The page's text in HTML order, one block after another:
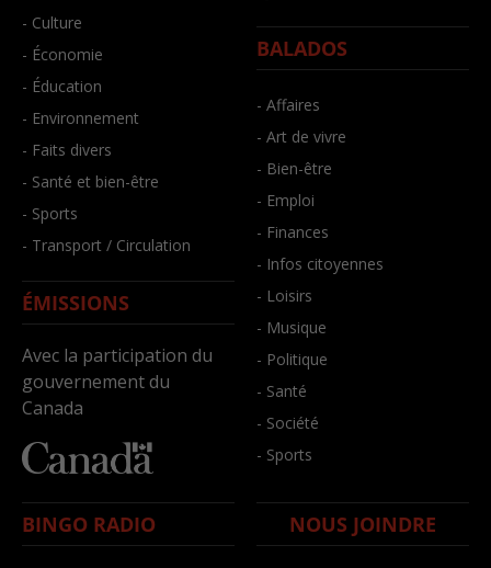
- Culture
- Économie
- Éducation
- Environnement
- Faits divers
- Santé et bien-être
- Sports
- Transport / Circulation
ÉMISSIONS
Avec la participation du
gouvernement du
Canada
BALADOS
- Affaires
- Art de vivre
- Bien-être
- Emploi
- Finances
- Infos citoyennes
- Loisirs
- Musique
- Politique
- Santé
- Société
- Sports
BINGO RADIO NOUS JOINDRE